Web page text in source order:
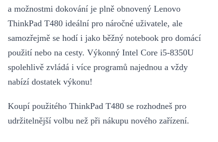
a možnostmi dokování je plně obnovený Lenovo
ThinkPad T480 ideální pro náročné uživatele, ale
samozřejmě se hodí i jako běžný notebook pro domácí
použití nebo na cesty. Výkonný Intel Core i5-8350U
spolehlivě zvládá i více programů najednou a vždy
nabízí dostatek výkonu!
Koupí použitého ThinkPad T480 se rozhodneš pro
udržitelnější volbu než při nákupu nového zařízení.